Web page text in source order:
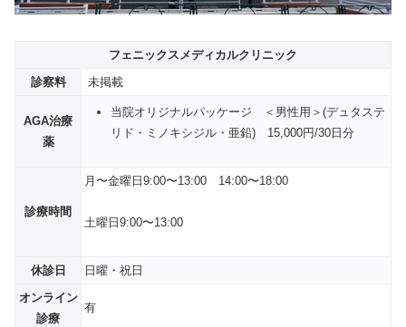
フェニックスメディカルクリニック
診察料
未掲載
AGA治療
薬
当院オリジナルパッケージ ＜男性用＞(デュタステ
リド・ミノキシジル・亜鉛) 15,000円/30日分
診療時間
月〜金曜日9:00〜13:00 14:00〜18:00
土曜日9:00〜13:00
休診日
日曜・祝日
オンライン
診療
有